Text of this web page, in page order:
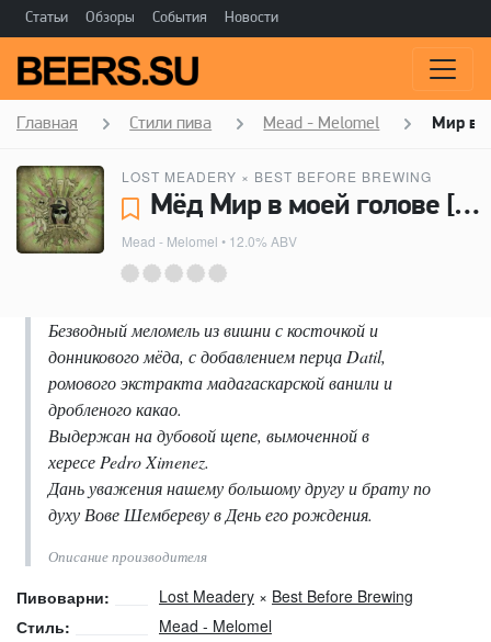
Статьи Обзоры События Новости
Главная Стили пива Mead - Melomel Мир в
LOST MEADERY × BEST BEFORE BREWING
Мёд Мир в моей голове [2026] - Lost Meadery, Best Before Brewing
Mead - Melomel • 12.0% ABV
Безводный меломель из вишни с косточкой и
донникового мёда, с добавлением перца Datil,
ромового экстракта мадагаскарской ванили и
дробленого какао.
Выдержан на дубовой щепе, вымоченной в
хересе Pedro Ximenez.
Дань уважения нашему большому другу и брату по
духу Вове Шембереву в День его рождения.
Описание производителя
Пивоварни: Lost Meadery × Best Before Brewing
Стиль:
Mead - Melomel